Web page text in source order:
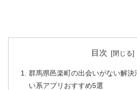
目次
群馬県邑楽町の出会いがない解決
い系アプリおすすめ5選